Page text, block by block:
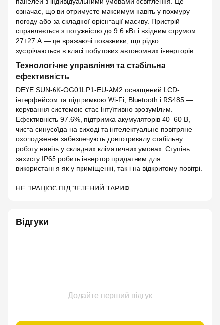
означає, що ви отримуєте максимум навіть у похмуру
погоду або за складної орієнтації масиву. Пристрій
справляється з потужністю до 9.6 кВт і вхідним струмом
27+27 А — це вражаючі показники, що рідко
зустрічаються в класі побутових автономних інверторів.
Технологічне управління та стабільна
ефективність
DEYE SUN-6K-OG01LP1-EU-AM2 оснащений LCD-
інтерфейсом та підтримкою Wi-Fi, Bluetooth і RS485 —
керування системою стає інтуїтивно зрозумілим.
Ефективність 97.6%, підтримка акумуляторів 40–60 В,
чиста синусоїда на виході та інтелектуальне повітряне
охолодження забезпечують довготривалу стабільну
роботу навіть у складних кліматичних умовах. Ступінь
захисту IP65 робить інвертор придатним для
використання як у приміщенні, так і на відкритому повітрі.
НЕ ПРАЦЮЄ ПІД ЗЕЛЕНИЙ ТАРИФ
Відгуки
Додайте перший відгук